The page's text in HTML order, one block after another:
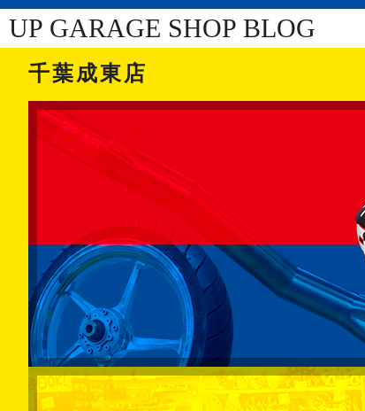
UP GARAGE SHOP BLOG
千葉成東店